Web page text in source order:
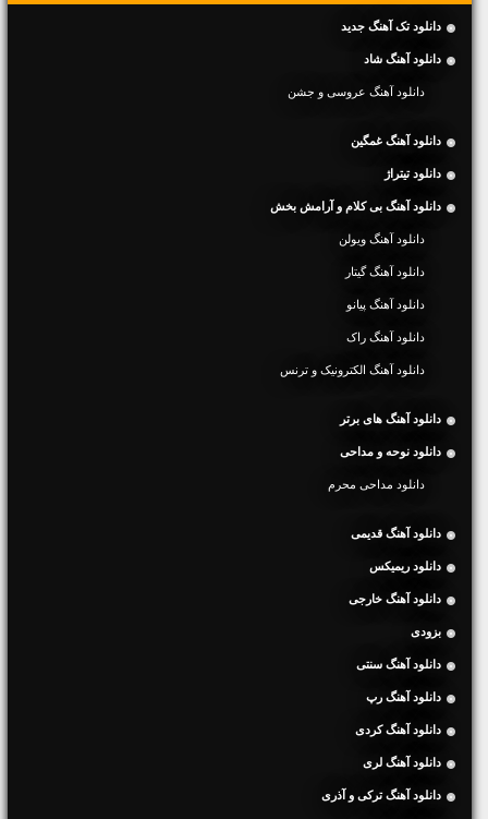
دانلود تک آهنگ جدید
دانلود آهنگ شاد
دانلود آهنگ عروسی و جشن
دانلود آهنگ غمگین
دانلود تیتراژ
دانلود آهنگ بی کلام و آرامش بخش
دانلود آهنگ ویولن
دانلود آهنگ گیتار
دانلود آهنگ پیانو
دانلود آهنگ راک
دانلود آهنگ الکترونیک و ترنس
دانلود آهنگ های برتر
دانلود نوحه و مداحی
دانلود مداحی محرم
دانلود آهنگ قدیمی
دانلود ریمیکس
دانلود آهنگ خارجی
بزودی
دانلود آهنگ سنتی
دانلود آهنگ رپ
دانلود آهنگ کردی
دانلود آهنگ لری
دانلود آهنگ ترکی و آذری